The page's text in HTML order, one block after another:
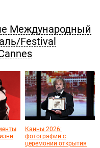
Международный
Festival
Канны 2026:
фотографии с
церемонии открытия